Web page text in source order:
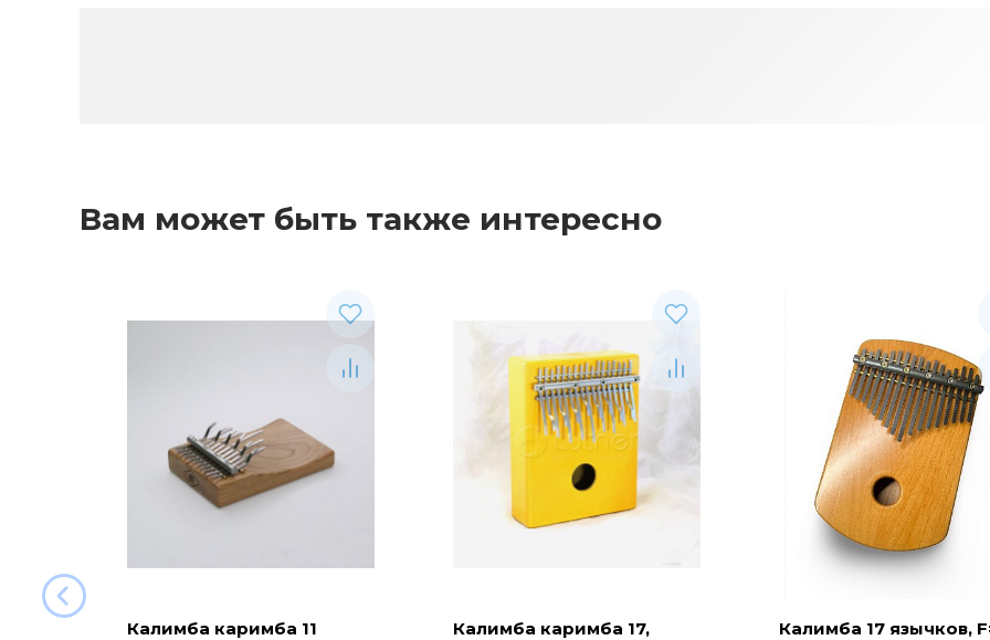
Вам может быть также интересно
Калимба каримба 11
Калимба каримба 17,
Калимба 17 язычков,